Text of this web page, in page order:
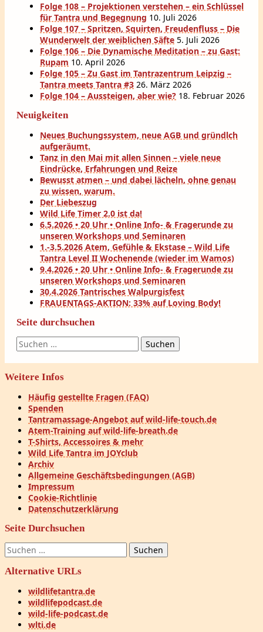
Folge 108 – Projektionen verstehen – ein Schlüssel
für Tantra und Begegnung 10. Juli 2026
Folge 107 – Spritzen, Squirten, Freudenfluss – Die
Wunderwelt der weiblichen Säfte 5. Juli 2026
Folge 106 – Die Dynamische Meditation – zu Gast:
Rupam 10. April 2026
Folge 105 – Zu Gast im Tantrazentrum Leipzig –
Tantra meets Tantra #3 26. März 2026
Folge 104 – Aussteigen, aber wie? 18. Februar 2026
Neuigkeiten
Neues Buchungssystem, neue AGB und gründlch
aufgeräumt.
Tanz in den Mai mit allen Sinnen – viele neue
Eindrücke, Erfahrungen und Reize
Bewusst atmen – und dabei lächeln, ohne genau
zu wissen, warum.
Der Liebeszug
Wild Life Timer 2.0 ist da!
6.5.2026 • 20 Uhr • Online Info- & Fragerunde zu
unseren Workshops und Seminaren
1.-3.5.2026 Atem, Gefühle & Ekstase – Wild Life
Tantra Level II Wochenende (wieder im Wamos)
9.4.2026 • 20 Uhr • Online Info- & Fragerunde zu
unseren Workshops und Seminaren
30.4.2026 Tantrisches Walpurgisfest
FRAUENTAGS-AKTION: 33% auf Loving Body!
Seite durchsuchen
Suchen
nach:
Weitere Infos
Häufig gestellte Fragen (FAQ)
Spenden
Tantramassage-Angebot auf wild-life-touch.de
Atem-Training auf wild-life-breath.de
T-Shirts, Accessoires & mehr
Wild Life Tantra im JOYclub
Archiv
Allgemeine Geschäftsbedingungen (AGB)
Impressum
Cookie-Richtlinie
Datenschutzerklärung
Seite Durchsuchen
Suchen
nach:
Alternative URLs
wildlifetantra.de
wildlifepodcast.de
wild-life-podcast.de
wlti.de